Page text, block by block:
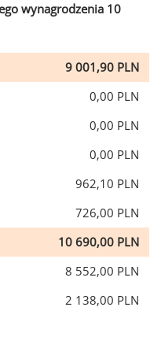
wynagrodzenia 10
9 001,90 PLN
0,00 PLN
0,00 PLN
0,00 PLN
962,10 PLN
726,00 PLN
10 690,00 PLN
8 552,00 PLN
2 138,00 PLN